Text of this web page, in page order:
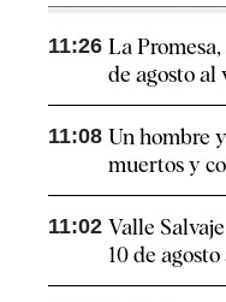
11:26 La
de agosto al
11:08 Un hombre
muertos y
11:02 Valle
10 de